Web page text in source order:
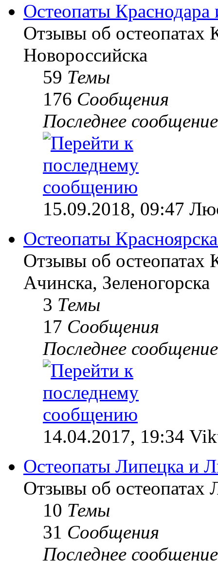
Остеопаты Краснодара
Отзывы об остеопатах
Новороссийска
59 Темы
176 Сообщения
Последнее сообщение
15.09.2018, 09:47
Остеопаты
Отзывы об остеопатах
Ачинска, Зеленогорска
3 Темы
17 Сообщения
Последнее сообщение
14.04.2017, 19:34
Остеопаты Липецка и
Отзывы об остеопатах
10 Темы
31 Сообщения
Последнее сообщение